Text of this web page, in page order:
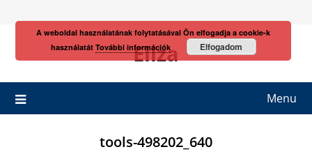
Eliza
Menu
tools-498202_640
A weboldal használatának folytatásával Ön elfogadja a cookie-k
használatát További információk Elfogadom